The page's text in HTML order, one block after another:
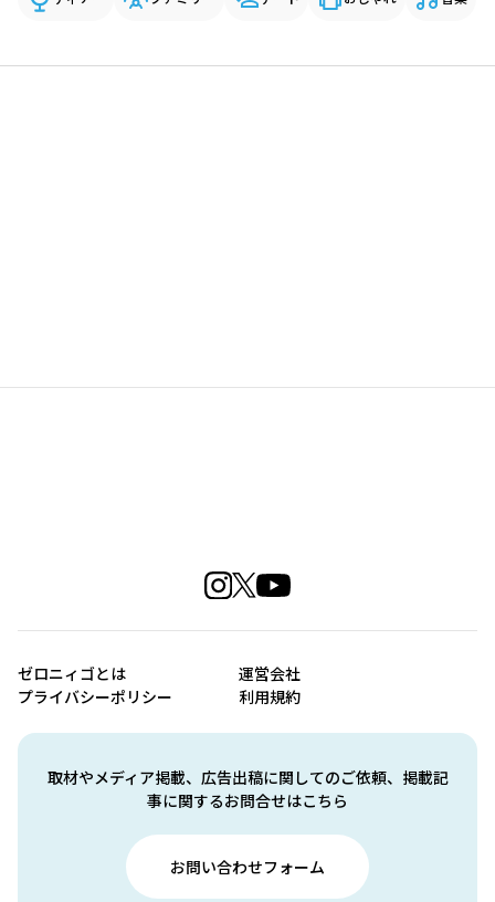
取材やメディア掲載、広告出稿に関してのご依頼、掲載記
事に関するお問合せはこちら
お問い合わせフォーム
ゼロニィゴとは
運営会社
プライバシーポリシー
利用規約